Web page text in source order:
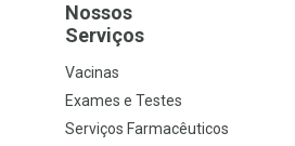
Nossos
Serviços
Vacinas
Exames e Testes
Serviços Farmacêuticos